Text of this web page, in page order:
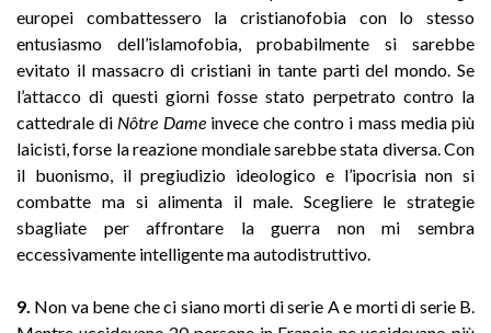
europei combattessero la cristianofobia con lo stesso
entusiasmo dell’islamofobia, probabilmente si sarebbe
evitato il massacro di cristiani in tante parti del mondo. Se
l’attacco di questi giorni fosse stato perpetrato contro la
cattedrale di Nôtre Dameinvece che contro i mass media più
laicisti, forse la reazione mondiale sarebbe stata diversa. Con
il buonismo, il pregiudizio ideologico e l’ipocrisia non si
combatte ma si alimenta il male. Scegliere le strategie
sbagliate per affrontare la guerra non mi sembra
eccessivamente intelligente ma autodistruttivo.
9. Non va bene che ci siano morti di serie A e morti di serie B.